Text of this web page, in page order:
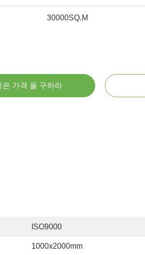
30000SQ.M
은 가격 을 구하라
ISO9000
1000x2000mm